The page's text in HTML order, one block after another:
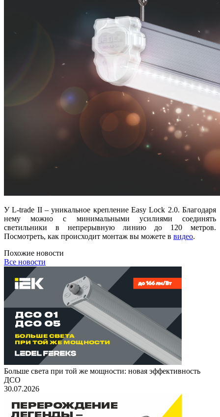
У L-trade II – уникальное крепление Easy Lock 2.0. Благодаря
нему можно с минимальными усилиями соединять
светильники в непрерывную линию до 120 метров.
Посмотреть, как происходит монтаж вы можете в видео.
Похожие новости
Все новости
Больше света при той же мощности: новая эффективность
ДСО
30.07.2026